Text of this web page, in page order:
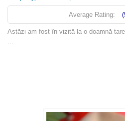
Average Rating:
Astăzi am fost în vizită la o doamnă